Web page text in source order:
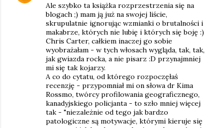
Ale szybko ta książka rozprzestrzenia się na
blogach ;) mam ją już na swojej liście,
skrupulatnie ignorując wzmianki o brutalności i
makabrze, których nie lubię i których się boję :)
Chris Carter, całkiem inaczej go sobie
wyobrażałam - w tych włosach wygląda, tak, tak,
jak gwiazda rocka, a nie pisarz :D przynajmniej
mi się tak kojarzy.
A co do cytatu, od którego rozpoczęłaś
recenzję - przypomniał mi on słowa dr Kima
Rossmo, twórcy profilowania geograficznego,
kanadyjskiego policjanta - to szło mniej więcej
tak - "niezależnie od tego jak bardzo
patologiczne są motywacje, którymi kieruje się